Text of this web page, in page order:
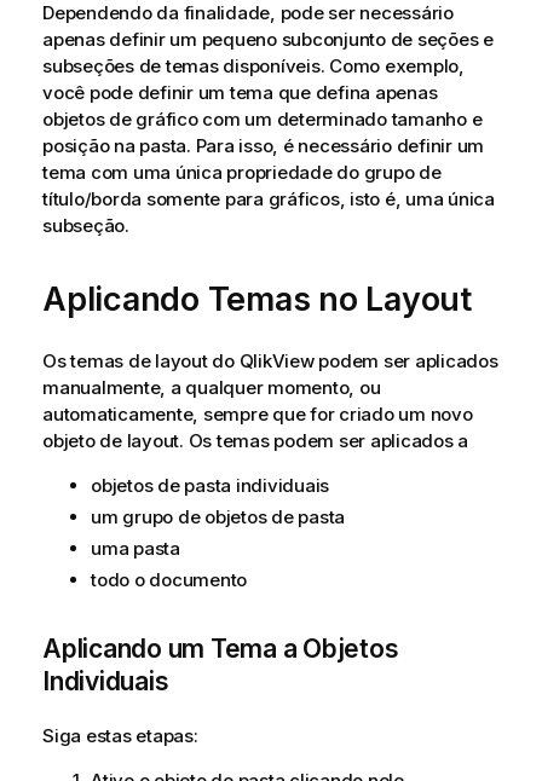
Dependendo da finalidade, pode ser necessário
apenas definir um pequeno subconjunto de seções e
subseções de temas disponíveis. Como exemplo,
você pode definir um tema que defina apenas
objetos de gráfico com um determinado tamanho e
posição na pasta. Para isso, é necessário definir um
tema com uma única propriedade do grupo de
título/borda somente para gráficos, isto é, uma única
subseção.
Aplicando Temas no Layout
Os temas de layout do QlikView podem ser aplicados
manualmente, a qualquer momento, ou
automaticamente, sempre que for criado um novo
objeto de layout. Os temas podem ser aplicados a
objetos de pasta individuais
um grupo de objetos de pasta
uma pasta
todo o documento
Aplicando um Tema a Objetos
Individuais
Siga estas etapas: